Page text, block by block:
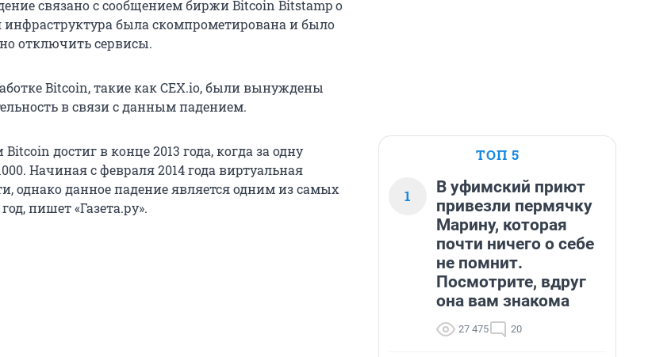
связано с сообщением биржи Bitcoin Bitstamp о
инфраструктура была скомпрометирована и было
отключить сервисы.
Bitcoin, такие как CEX.io, были вынуждены
в связи с данным падением.
достиг в конце 2013 года, когда за одну
Начиная с февраля 2014 года виртуальная
однако данное падение является одним из самых
пишет «Газета.ру».
ТОП 5
1
В уфимский приют
привезли пермячку
Марину, которая
почти ничего о себе
не помнит.
Посмотрите, вдруг
она вам знакома
27 475 20